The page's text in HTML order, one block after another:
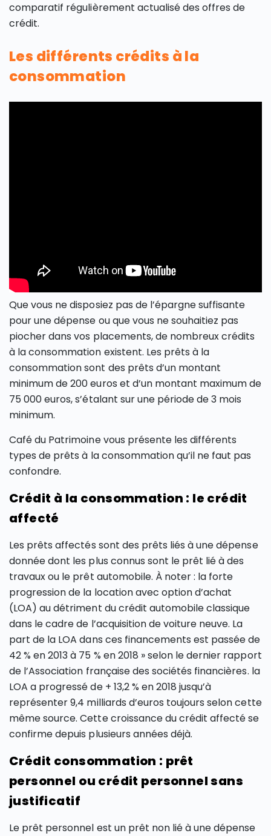
comparatif régulièrement actualisé des offres de
crédit.
Les différents crédits à la
consommation
Que vous ne disposiez pas de l’épargne suffisante
pour une dépense ou que vous ne souhaitiez pas
piocher dans vos placements, de nombreux crédits
à la consommation existent. Les prêts à la
consommation sont des prêts d’un montant
minimum de 200 euros et d’un montant maximum de
75 000 euros, s’étalant sur une période de 3 mois
minimum.
Café du Patrimoine vous présente les différents
types de prêts à la consommation qu’il ne faut pas
confondre.
Crédit à la consommation : le crédit
affecté
Les prêts affectés sont des prêts liés à une dépense
donnée dont les plus connus sont le prêt lié à des
travaux ou le prêt automobile. À noter : la forte
progression de la location avec option d’achat
(LOA) au détriment du crédit automobile classique
dans le cadre de l’acquisition de voiture neuve. La
part de la LOA dans ces financements est passée de
42 % en 2013 à 75 % en 2018 » selon le dernier rapport
de l’Association française des sociétés financières. la
LOA a progressé de + 13,2 % en 2018 jusqu’à
représenter 9,4 milliards d’euros toujours selon cette
même source. Cette croissance du crédit affecté se
confirme depuis plusieurs années déjà.
Crédit consommation : prêt
personnel ou crédit personnel sans
justificatif
Le prêt personnel est un prêt non lié à une dépense